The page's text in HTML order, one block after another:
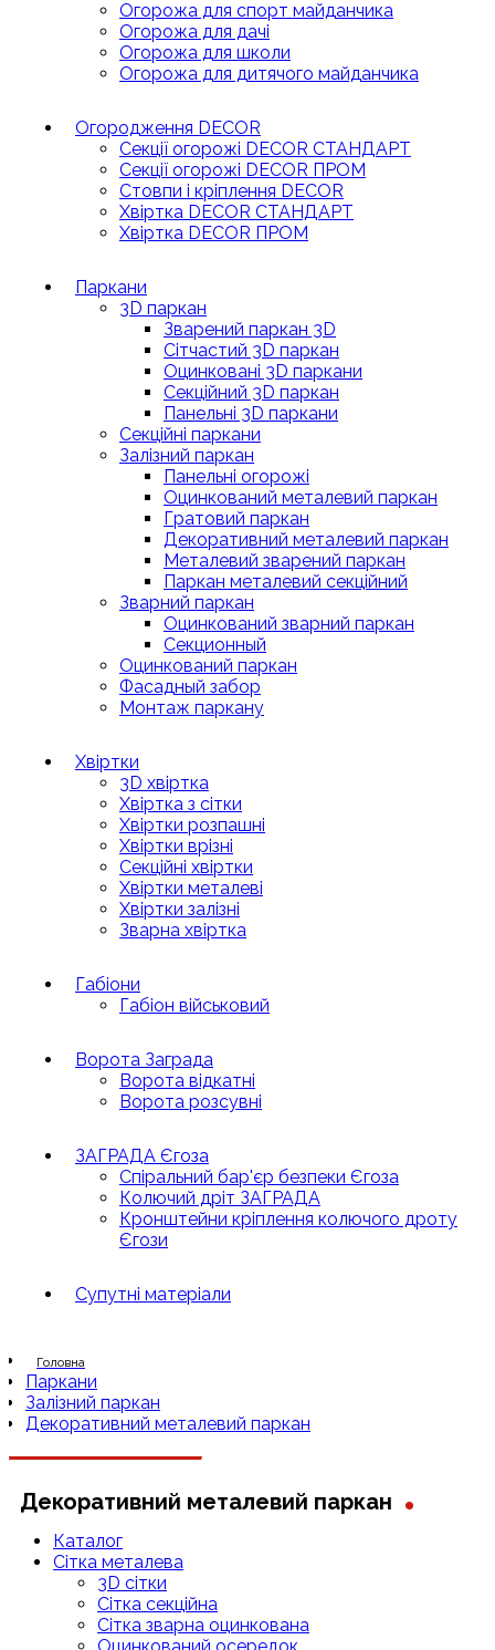
Огорожа для спорт майданчика
Огорожа для дачі
Огорожа для школи
Огорожа для дитячого майданчика
Огородження DECOR
Секції огорожі DECOR СТАНДАРТ
Секції огорожі DECOR ПРОМ
Стовпи і кріплення DECOR
Хвіртка DECOR СТАНДАРТ
Хвіртка DECOR ПРОМ
Паркани
3D паркан
Зварений паркан 3D
Сітчастий 3D паркан
Оцинковані 3D паркани
Секційний 3D паркан
Панельні 3D паркани
Секційні паркани
Залізний паркан
Панельні огорожі
Оцинкований металевий паркан
Гратовий паркан
Декоративний металевий паркан
Металевий зварений паркан
Паркан металевий секційний
Зварний паркан
Оцинкований зварний паркан
Секционный
Оцинкований паркан
Фасадный забор
Монтаж паркану
Хвіртки
3D хвіртка
Хвіртка з сітки
Хвіртки розпашні
Хвіртки врізні
Секційні хвіртки
Хвіртки металеві
Хвіртки залізні
Зварна хвіртка
Габіони
Габіон військовий
Ворота Заграда
Ворота відкатні
Ворота розсувні
ЗАГРАДА Єгоза
Спіральний бар'єр безпеки Єгоза
Колючий дріт ЗАГРАДА
Кронштейни кріплення колючого дроту
Єгози
Супутні матеріали
Головна
Паркани
Залізний паркан
Декоративний металевий паркан
Декоративний металевий паркан .
Каталог
Сітка металева
3D сітки
Сітка секційна
Сітка зварна оцинкована